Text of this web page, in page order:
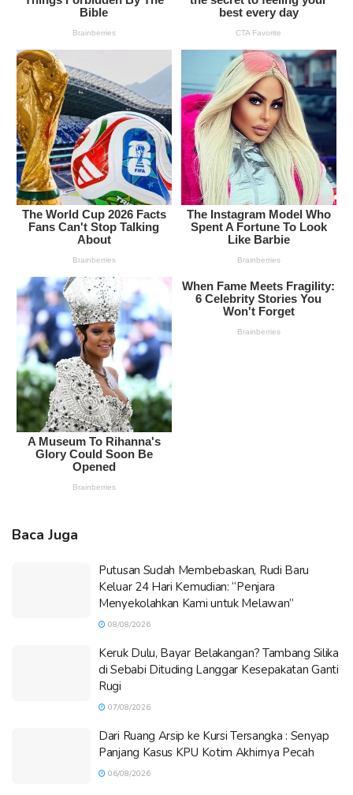
Baca Juga
Putusan Sudah Membebaskan, Rudi Baru
Keluar 24 Hari Kemudian: “Penjara
Menyekolahkan Kami untuk Melawan”
08/08/2026
Keruk Dulu, Bayar Belakangan? Tambang Silika
di Sebabi Dituding Langgar Kesepakatan Ganti
Rugi
07/08/2026
Dari Ruang Arsip ke Kursi Tersangka : Senyap
Panjang Kasus KPU Kotim Akhirnya Pecah
06/08/2026